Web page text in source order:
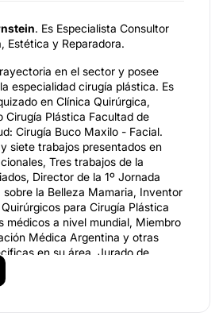
. Es Especialista Consultor
Estética y Reparadora.
en el sector y posee
especialidad cirugía plástica. Es
en Clínica Quirúrgica,
Cirugía Plástica Facultad de
Cirugía Buco Maxilo - Facial.
siete trabajos presentados en
Tres trabajos de la
Director de la 1º Jornada
la Belleza Mamaria, Inventor
para Cirugía Plástica
médicos a nivel mundial, Miembro
Médica Argentina y otras
en su área. Jurado de
Autor del libro Residuos
Conferencista internacional,